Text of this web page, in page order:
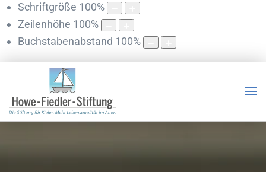
Schriftgröße 100%
Zeilenhöhe 100%
Buchstabenabstand 100%